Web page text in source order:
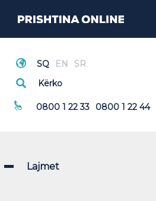
Thirrje Emergjente
0800 1 22 33 0800 1 22 44
Lajmet